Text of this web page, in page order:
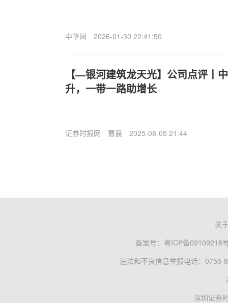
中华网 2026-01-30 22:41:50
【—银河建筑龙天光】公司点评丨
升，一带一路助增长
证券时报网 曹晨 2025-08-05 21:44
关
备案号： 粤ICP备09109218
违法和不良信息举报电话：0755-
深圳证券